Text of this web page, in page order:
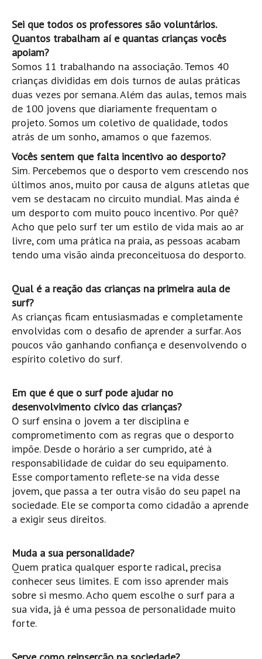
São Pedro do estoril
Parede
Carcavelos HD
Carcavelos Secret HD
Carcavelos - Calhau
COSTA DA CAPARICA HD
Costa da Caparica - C.I.Surf HD
Costa da Caparica - Praia Norte HD
Costa da Caparica - Praia CDS - HD
Costa da Caparica - Marcelino Beach Cafe HD
Costa da Caparica - Fonte da Telha HD
ALENTEJO / ALGARVE
Monte Clérigo HD - O sargo
Faro Surf Spot HD
Fuzeta
Fuzeta Vista Mar HD
MADEIRA
Laje, Contreiras e Ribeira da Janela HD
Seixal HD
BALI / INDONÉSIA
Bali - Kuta e Kuta Reef HD
Bali - Keramas HD
Bali - Uluwatu HD
Ver Todas
Entrevistas
Internacionais
Exclusivas
Perfil da semana
Análises
Podcast Pulsar do Surf
Sei que todos os professores são voluntários.
Quantos trabalham aí e quantas crianças vocês
apoiam?
Somos 11 trabalhando na associação. Temos 40
crianças divididas em dois turnos de aulas práticas
duas vezes por semana. Além das aulas, temos mais
de 100 jovens que diariamente frequentam o
projeto. Somos um coletivo de qualidade, todos
atrás de um sonho, amamos o que fazemos.
Vocês sentem que falta incentivo ao desporto?
Sim. Percebemos que o desporto vem crescendo nos
últimos anos, muito por causa de alguns atletas que
vem se destacam no circuito mundial. Mas ainda é
um desporto com muito pouco incentivo. Por quê?
Acho que pelo surf ter um estilo de vida mais ao ar
livre, com uma prática na praia, as pessoas acabam
tendo uma visão ainda preconceituosa do desporto.
Qual é a reação das crianças na primeira aula de
surf?
As crianças ficam entusiasmadas e completamente
envolvidas com o desafio de aprender a surfar. Aos
poucos vão ganhando confiança e desenvolvendo o
espírito coletivo do surf.
Em que é que o surf pode ajudar no
desenvolvimento cívico das crianças?
O surf ensina o jovem a ter disciplina e
comprometimento com as regras que o desporto
impõe. Desde o horário a ser cumprido, até à
responsabilidade de cuidar do seu equipamento.
Esse comportamento reflete-se na vida desse
jovem, que passa a ter outra visão do seu papel na
sociedade. Ele se comporta como cidadão a aprende
a exigir seus direitos.
Muda a sua personalidade?
Quem pratica qualquer esporte radical, precisa
conhecer seus limites. E com isso aprender mais
sobre si mesmo. Acho quem escolhe o surf para a
sua vida, já é uma pessoa de personalidade muito
forte.